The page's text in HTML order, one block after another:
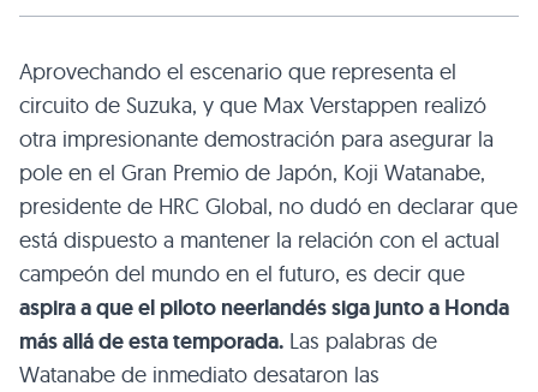
Aprovechando el escenario que representa el
circuito de Suzuka, y que Max Verstappen realizó
otra impresionante demostración para asegurar la
pole en el Gran Premio de Japón, Koji Watanabe,
presidente de HRC Global, no dudó en declarar que
está dispuesto a mantener la relación con el actual
campeón del mundo en el futuro, es decir que
aspira a que el piloto neerlandés siga junto a Honda
más allá de esta temporada. Las palabras de
Watanabe de inmediato desataron las